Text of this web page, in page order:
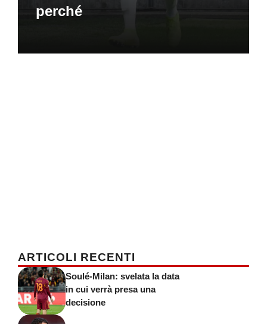
perché
ARTICOLI RECENTI
Soulé-Milan: svelata la data
in cui verrà presa una
decisione